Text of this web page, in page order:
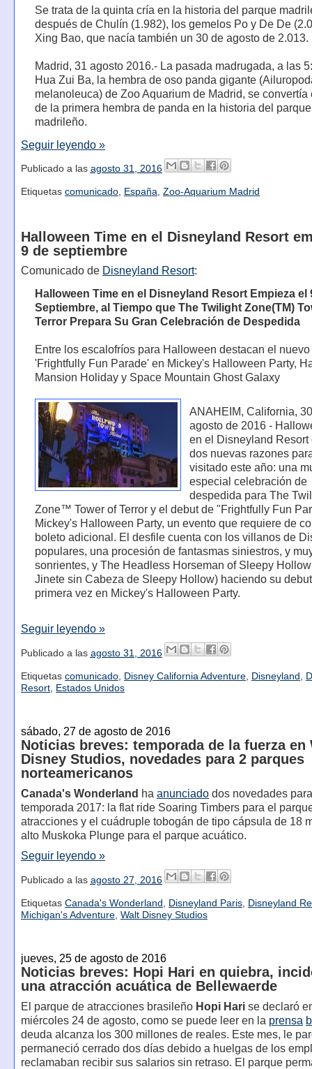
Se trata de la quinta cría en la historia del parque
después de Chulín (1.982), los gemelos Po y De De
Xing Bao, que nacía también un 30 de agosto de 2.013.
Madrid, 31 agosto 2016.- La pasada madrugada, a las
Hua Zui Ba, la hembra de oso panda gigante
melanoleuca) de Zoo Aquarium de Madrid, se convertía
de la primera hembra de panda en la historia del parque
madrileño.
Seguir leyendo »
Publicado a las agosto 31, 2016
Etiquetas comunicado, España, Zoo-Aquarium Madrid
Halloween Time en el Disneyland Resort
9 de septiembre
Comunicado de Disneyland Resort:
Halloween Time en el Disneyland Resort Empieza el
Septiembre, al Tiempo que The Twilight Zone(TM)
Terror Prepara Su Gran Celebración de Despedida
Entre los escalofríos para Halloween destacan el nuevo
'Frightfully Fun Parade' en Mickey's Halloween Party,
Mansion Holiday y Space Mountain Ghost Galaxy
ANAHEIM, California,
agosto de 2016 -
en el Disneyland Resort
dos nuevas razones
visitado este año: una
especial celebración de
despedida para The
Zone™ Tower of Terror y el debut de "Frightfully Fun
Mickey's Halloween Party, un evento que requiere de
boleto adicional. El desfile cuenta con los villanos de
populares, una procesión de fantasmas siniestros, y
sonrientes, y The Headless Horseman of Sleepy
Jinete sin Cabeza de Sleepy Hollow) haciendo su
primera vez en Mickey's Halloween Party.
Seguir leyendo »
Publicado a las agosto 31, 2016
Etiquetas comunicado, Disney California Adventure, Disneyland
Resort, Estados Unidos
sábado, 27 de agosto de 2016
Noticias breves: temporada de la fuerza en
Disney Studios, novedades para 2 parques
norteamericanos
Canada's Wonderland ha anunciadodos novedades
temporada 2017: la flat ride Soaring Timbers para el
atracciones y el cuádruple tobogán de tipo cápsula de 18
alto Muskoka Plunge para el parque acuático.
Seguir leyendo »
Publicado a las agosto 27, 2016
Etiquetas Canada's Wonderland Disneyland Paris, Disneyland
Michigan's Adventure, Walt Disney Studios
jueves, 25 de agosto de 2016
Noticias breves: Hopi Hari en quiebra,
una atracción acuática de Bellewaerde
El parque de atracciones brasileño Hopi Harise declaró
miércoles 24 de agosto, como se puede leer en la prensa
deuda alcanza los 300 millones de reales. Este mes, le
permaneció cerrado dos días debido a huelgas de los
reclamaban recibir sus salarios sin retraso. El parque